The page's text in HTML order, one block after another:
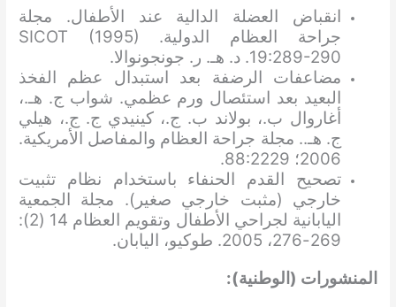
انقباض العضلة الدالية عند الأطفال. مجلة
جراحة العظام الدولية. SICOT (1995)
19:289-290. د. هـ. ر. جونجونوالا.
مضاعفات الرضفة بعد استبدال عظم الفخذ
البعيد بعد استئصال ورم عظمي. شواب ج. هـ.،
أغاروال ب.، بولاند ب. ج.، كينيدي ج. ج.، هيلي
ج. هـ.. مجلة جراحة العظام والمفاصل الأمريكية.
2006؛ 88:2229.
تصحيح القدم الحنفاء باستخدام نظام تثبيت
خارجي (مثبت خارجي صغير). مجلة الجمعية
اليابانية لجراحي الأطفال وتقويم العظام 14 (2):
269-276، 2005. طوكيو، اليابان.
المنشورات (الوطنية):